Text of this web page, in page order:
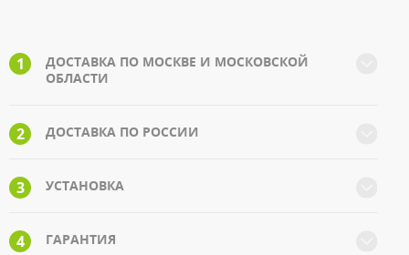
1
ДОСТАВКА ПО МОСКВЕ И МОСКОВСКОЙ
ОБЛАСТИ
2 ДОСТАВКА ПО РОССИИ
3 УСТАНОВКА
4 ГАРАНТИЯ